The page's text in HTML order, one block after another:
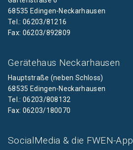
68535 Edingen-Neckarhausen
Tel.: 06203/81216
Fax: 06203/892809
Gerätehaus Neckarhausen
Hauptstraße (neben Schloss)
68535 Edingen-Neckarhausen
Tel.: 06203/808132
Fax: 06203/180070
SocialMedia & die FWEN-App